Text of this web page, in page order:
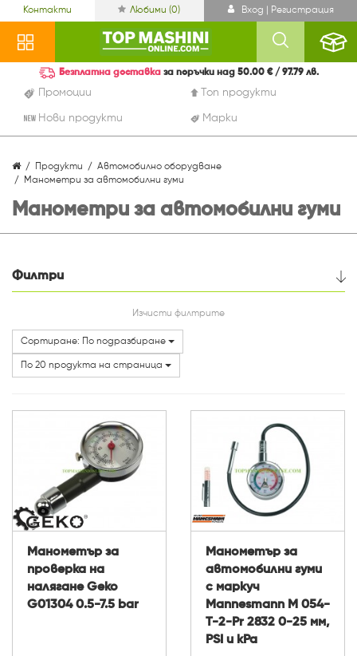
Контакти Любими (0) Вход | Регистрация
Промоции Топ продукти
Нови продукти Марки
Безплатна доставка за поръчки над 50.00 € / 97.79 лв.
Продукти
Автомобилно оборудване
Манометри за автомобилни гуми
Манометри за автомобилни гуми
Филтри
Марки
Изчисти филтрите
Сортиране: По подразбиране
По 20 продукта на страница
Манометър за
проверка на
налягане Geko
G01304 0.5-7.5 bar
Манометър за
автомобилни гуми
с маркуч
Mannesmann M 054-
T-2-Pr 2832 0-25 мм,
PSI и kPa